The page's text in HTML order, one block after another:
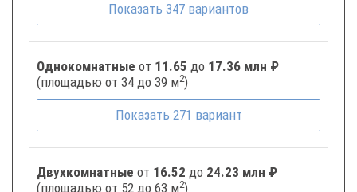
Показать 347 вариантов
Однокомнатные от 11.65 до 17.36 млн ₽
(площадью от 34 до 39 м2)
Показать 271 вариант
Двухкомнатные от 16.52 до 24.23 млн ₽
(площадью от 52 до 63 м2)